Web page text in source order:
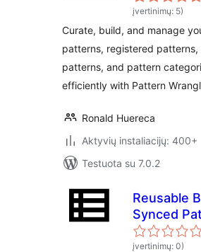
Pattern
įvertinimų: 5)
Curate, build, and manage
patterns, registered patterns,
patterns, and pattern
efficiently with Pattern
Ronald Huereca
Aktyvių instaliacijų: 400+
Testuota su 7.0.2
Reusable
Synced
Count
įvertinimų: 0)